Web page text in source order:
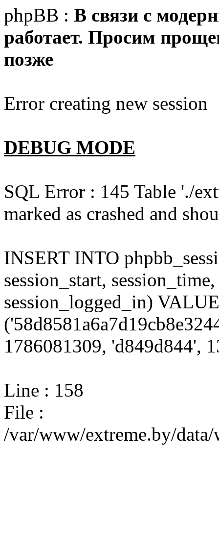
phpBB : В связи с
работает. Просим
позже
Error creating new session
DEBUG MODE
SQL Error : 145 Table './
marked as crashed and
INSERT INTO
session_start,
session_logged_in)
1786081309, 'd849d844',
Line : 158
File :
/var/www/extreme.by/